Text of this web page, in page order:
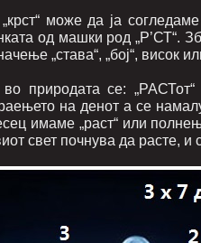
може да ја
од машки род „Р’СТ“.
„става“, „бој“, висок
природата се:
на денот а се
имаме „раст“ или
свет почнува да расте, и